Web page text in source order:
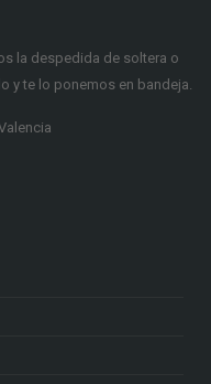
la despedida de soltera o
y te lo ponemos en bandeja.